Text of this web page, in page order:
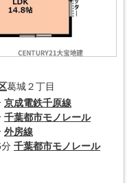
葛城２丁目
京成電鉄千原線
千葉都市モノレール
外房線
千葉都市モノレール